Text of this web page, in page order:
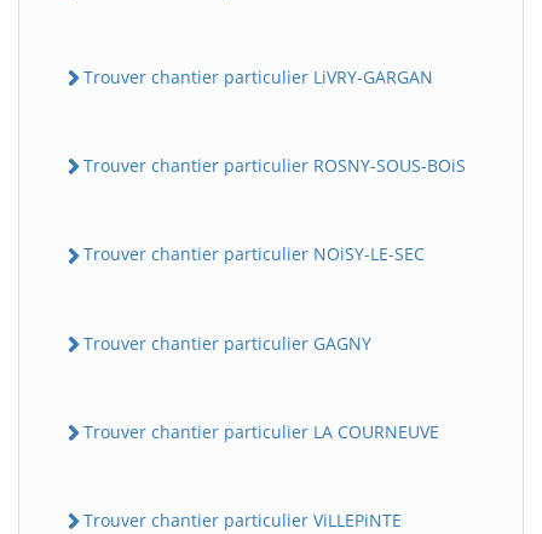
Trouver chantier particulier LiVRY-GARGAN
Trouver chantier particulier ROSNY-SOUS-BOiS
Trouver chantier particulier NOiSY-LE-SEC
Trouver chantier particulier GAGNY
Trouver chantier particulier LA COURNEUVE
Trouver chantier particulier ViLLEPiNTE